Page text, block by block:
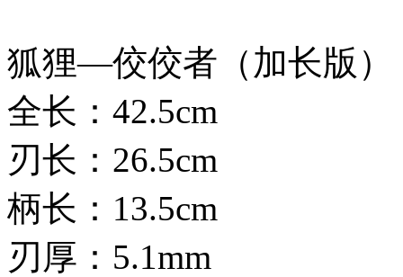
狐狸—佼佼者（加长版）
全长：42.5cm
刃长：26.5cm
柄长：13.5cm
刃厚：5.1mm